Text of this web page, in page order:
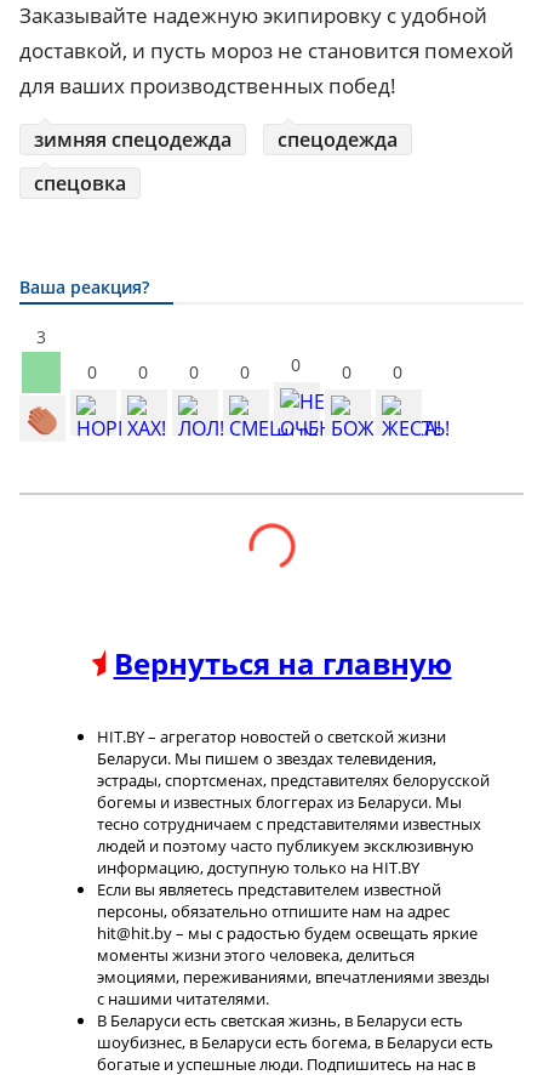
Заказывайте надежную экипировку с удобной
доставкой, и пусть мороз не становится помехой
для ваших производственных побед!
зимняя спецодежда
спецодежда
спецовка
Ваша реакция?
3
0
0 0 0 0 0 0
Вернуться на главную
HIT.BY – агрегатор новостей о светской жизни
Беларуси. Мы пишем о звездах телевидения,
эстрады, спортсменах, представителях белорусской
богемы и известных блоггерах из Беларуси. Мы
тесно сотрудничаем с представителями известных
людей и поэтому часто публикуем эксклюзивную
информацию, доступную только на HIT.BY
Если вы являетесь представителем известной
персоны, обязательно отпишите нам на адрес
hit@hit.by – мы с радостью будем освещать яркие
моменты жизни этого человека, делиться
эмоциями, переживаниями, впечатлениями звезды
с нашими читателями.
В Беларуси есть светская жизнь, в Беларуси есть
шоубизнес, в Беларуси есть богема, в Беларуси есть
богатые и успешные люди. Подпишитесь на нас в